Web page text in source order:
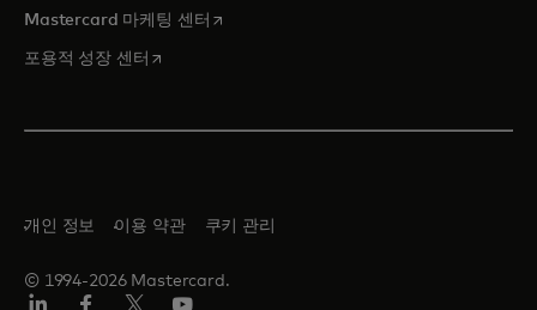
Mastercard 마케팅 센터 새 탭에서 열림
포용적 성장 센터 새 탭에서 열림
© 1994-2026 Mastercard.
개인 정보 이용 약관 쿠키 관리